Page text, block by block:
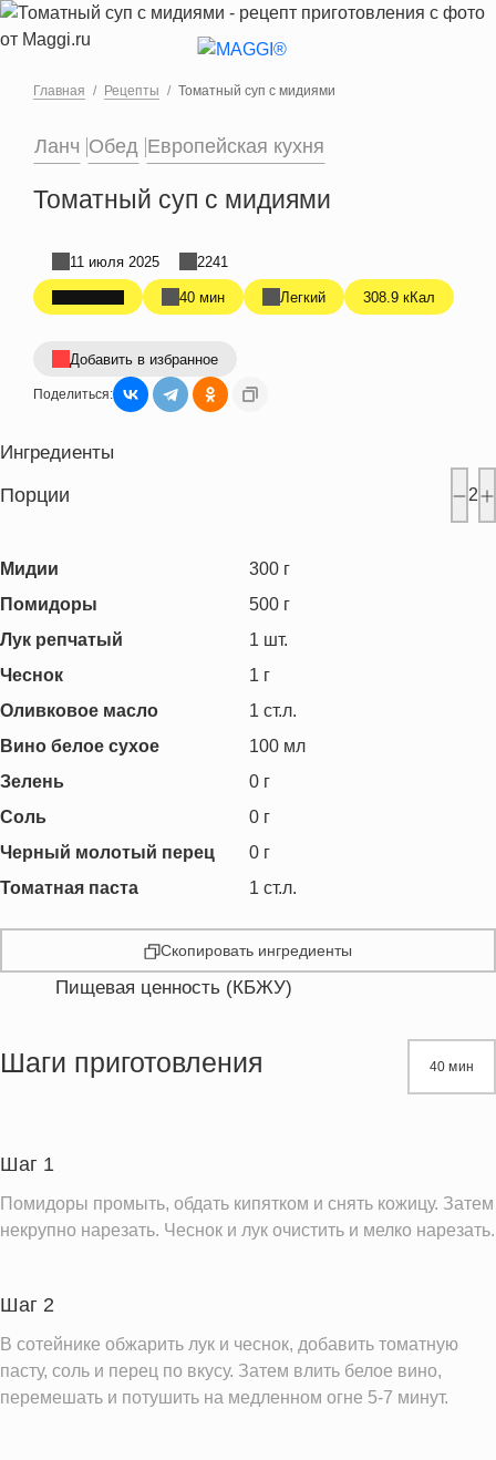
Перейти к основному содержанию
Главная Рецепты Томатный суп с мидиями
Ланч Обед Европейская кухня
Томатный суп с мидиями
40 мин Легкий 308.9 кКал
11 июля 2025 2241
Добавить в избранное
Поделиться:
Ингредиенты
Порции 2
Мидии 300 г
Помидоры
500 г
Лук репчатый
1 шт.
Чеснок
1 г
Оливковое масло
1 ст.л.
Вино белое сухое
100 мл
Зелень
0 г
Соль
0 г
Черный молотый перец
0 г
Томатная паста
1 ст.л.
Скопировать ингредиенты
Пищевая ценность (КБЖУ)
Жиры
Пищевые волокна
Сахар
Вода
445.3 г
Кальций
Железо
Калий
1323.9 мг
Насыщенные жиры
1.7 г
Шаги приготовления 40 мин
Шаг 1
Помидоры промыть, обдать кипятком и снять кожицу. Затем
некрупно нарезать. Чеснок и лук очистить и мелко нарезать.
Шаг 2
В сотейнике обжарить лук и чеснок, добавить томатную
пасту, соль и перец по вкусу. Затем влить белое вино,
перемешать и потушить на медленном огне 5-7 минут.